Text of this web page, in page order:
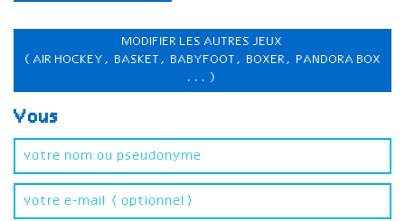
MODIFIER LES AUTRES JEUX
(AIR HOCKEY, BASKET, BABYFOOT, BOXER, PANDORA BOX
...)
Vous